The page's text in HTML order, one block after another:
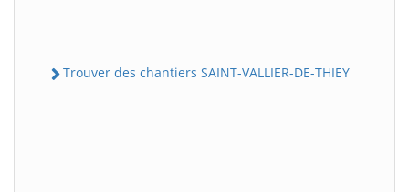
Trouver des chantiers SAINT-VALLIER-DE-THIEY